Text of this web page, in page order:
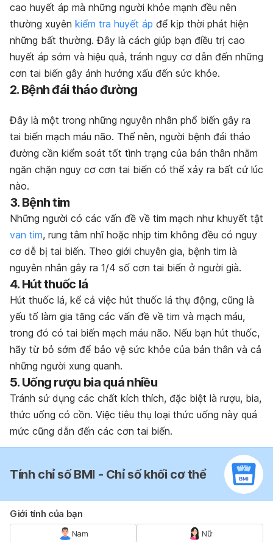
cao huyết áp mà những người khỏe mạnh đều nên
thường xuyên kiểm tra huyết áp để kịp thời phát hiện
những bất thường. Đây là cách giúp bạn điều trị cao
huyết áp sớm và hiệu quả, tránh nguy cơ dẫn đến những
cơn tai biến gây ảnh hưởng xấu đến sức khỏe.
2. Bệnh đái tháo đường
Đây là một trong những nguyên nhân phổ biến gây ra
tai biến mạch máu não. Thế nên, người bệnh đái tháo
đường cần kiểm soát tốt tình trạng của bản thân nhằm
ngăn chặn nguy cơ cơn tai biến có thể xảy ra bất cứ lúc
nào.
3. Bệnh tim
Những người có các vấn đề về tim mạch như khuyết tật
van tim, rung tâm nhĩ hoặc nhịp tim không đều có nguy
cơ dễ bị tai biến. Theo giới chuyên gia, bệnh tim là
nguyên nhân gây ra 1/4 số cơn tai biến ở người già.
4. Hút thuốc lá
Hút thuốc lá, kể cả việc hút thuốc lá thụ động, cũng là
yếu tố làm gia tăng các vấn đề về tim và mạch máu,
trong đó có tai biến mạch máu não. Nếu bạn hút thuốc,
hãy từ bỏ sớm để bảo vệ sức khỏe của bản thân và cả
những người xung quanh.
5. Uống rượu bia quá nhiều
Tránh sử dụng các chất kích thích, đặc biệt là rượu, bia,
thức uống có cồn. Việc tiêu thụ loại thức uống này quá
mức cũng dẫn đến các cơn tai biến.
Tính chỉ số BMI - Chỉ số khối cơ thể
Giới tính của bạn
Nam Nữ